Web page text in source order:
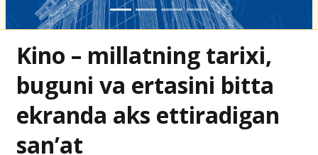
Kino – millatning tarixi,
buguni va ertasini bitta
ekranda aks ettiradigan
sanʼat